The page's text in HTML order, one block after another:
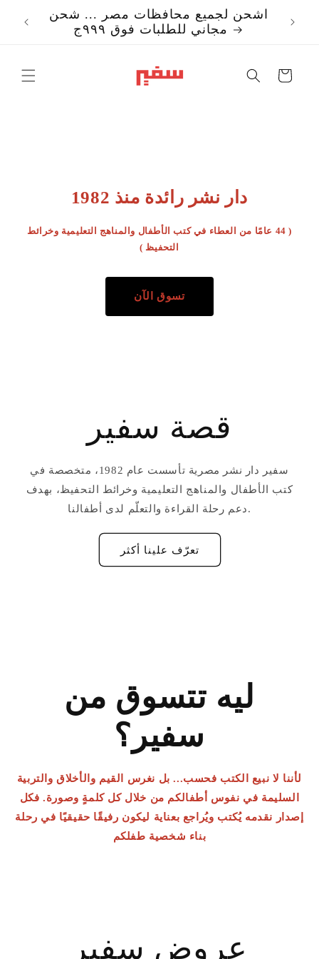
إلى
المحتوى
اشحن لجميع محافظات مصر ... شحن
مجاني للطلبات فوق ٩٩٩ج
Translation
دار نشر رائدة منذ 1982
( 44 عامًا من العطاء في كتب الأطفال والمناهج التعليمية وخرائط
التحفيظ )
تسوق الآن
قصة سفير
سفير دار نشر مصرية تأسست عام 1982، متخصصة في
كتب الأطفال والمناهج التعليمية وخرائط التحفيظ، بهدف
دعم رحلة القراءة والتعلّم لدى أطفالنا.
تعرّف علينا أكثر
ليه تتسوق من
سفير؟
لأننا لا نبيع الكتب فحسب... بل نغرس القيم والأخلاق والتربية
السليمة في نفوس أطفالكم من خلال كل كلمةٍ وصورة. فكل
إصدار نقدمه يُكتب ويُراجع بعناية ليكون رفيقًا حقيقيًا في رحلة
بناء شخصية طفلكم
عروض سفير